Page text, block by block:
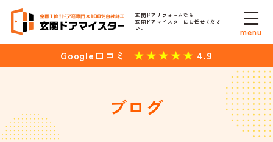
玄関ドアリフォ－ムなら
玄関ドアマイスターにお任せくださ
い。
Google口コミ 4.9
menu
ブログ